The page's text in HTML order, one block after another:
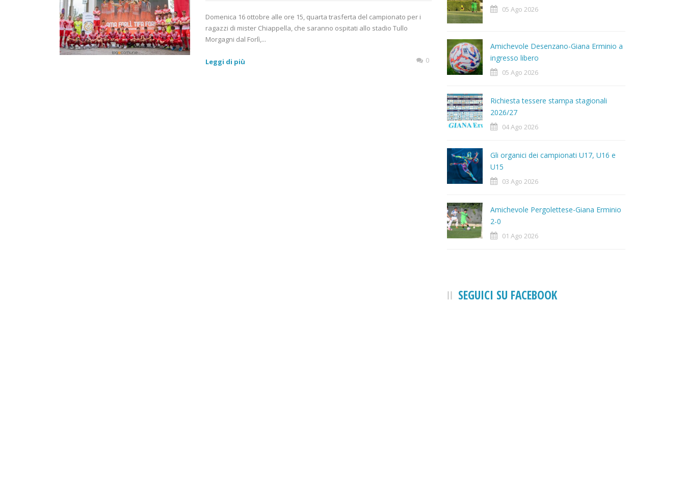
Domenica 16 ottobre alle ore 15, quarta trasferta del campionato per i
ragazzi di mister Chiappella, che saranno ospitati allo stadio Tullo
Morgagni dal Forlì,...
Leggi di più 0
05 Ago 2026
Amichevole Desenzano-Giana Erminio a
ingresso libero
05 Ago 2026
Richiesta tessere stampa stagionali
2026/27
04 Ago 2026
Gli organici dei campionati U17, U16 e
U15
03 Ago 2026
Amichevole Pergolettese-Giana Erminio
2-0
01 Ago 2026
SEGUICI SU FACEBOOK